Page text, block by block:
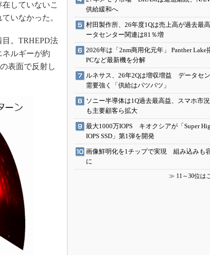
していないこ
いなかった。
。TRHEPD法
ルギーが約
表面で反射し
供給緩和へ
村田製作所、26年度1Qは売上高が過去最
ータセンター関連は81％増
2026年は「2nm商用化元年」 Panther Lake
PCなど最新機を分解
ルネサス、26年2Qは増収増益 データセ
需要強く「供給はパツパツ」
ソニー半導体は1Q過去最高益、スマホ市
も主要顧客ら拡大
最大1000万IOPS キオクシアが「Super
IOPS SSD」第1弾を開発
画像鮮明化を1チップで実現 組み込みも
に
≫ 11～30位は